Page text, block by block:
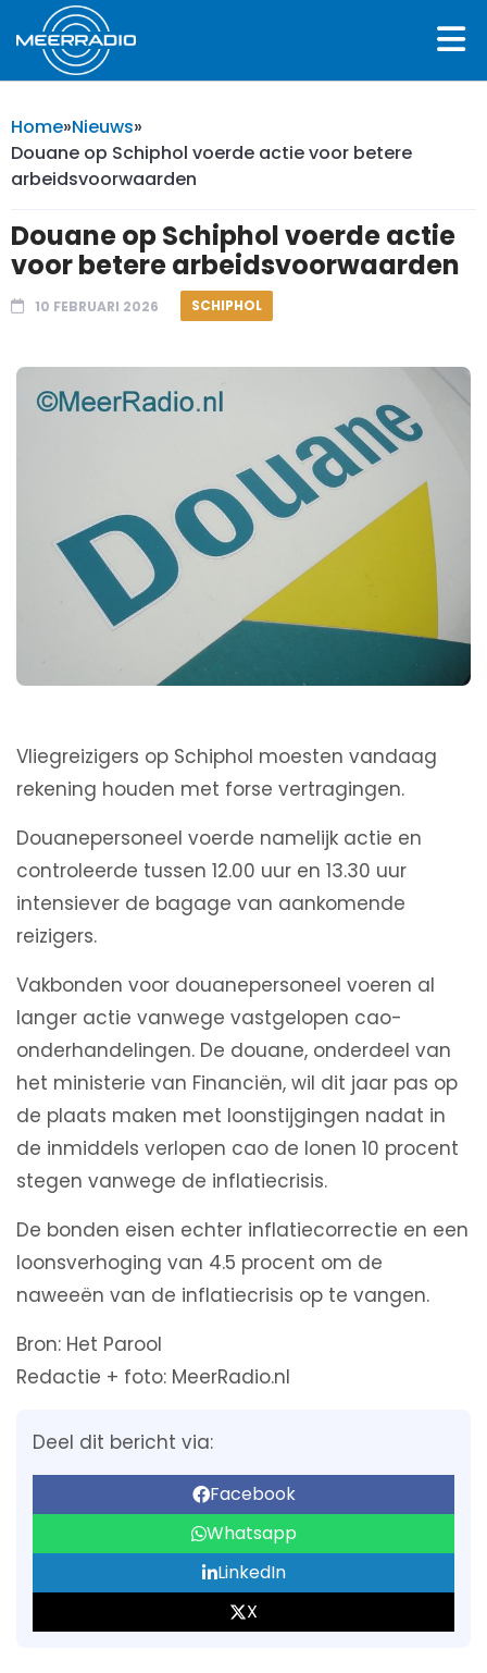
Home»Nieuws»
Douane op Schiphol voerde actie voor betere
arbeidsvoorwaarden
Douane op Schiphol voerde actie
voor betere arbeidsvoorwaarden
10 FEBRUARI 2026 SCHIPHOL
Vliegreizigers op Schiphol moesten vandaag
rekening houden met forse vertragingen.
Douanepersoneel voerde namelijk actie en
controleerde tussen 12.00 uur en 13.30 uur
intensiever de bagage van aankomende
reizigers.
Vakbonden voor douanepersoneel voeren al
langer actie vanwege vastgelopen cao-
onderhandelingen. De douane, onderdeel van
het ministerie van Financiën, wil dit jaar pas op
de plaats maken met loonstijgingen nadat in
de inmiddels verlopen cao de lonen 10 procent
stegen vanwege de inflatiecrisis.
De bonden eisen echter inflatiecorrectie en een
loonsverhoging van 4.5 procent om de
naweeën van de inflatiecrisis op te vangen.
Bron: Het Parool
Redactie + foto: MeerRadio.nl
Deel dit bericht via:
Facebook
Whatsapp
LinkedIn
X